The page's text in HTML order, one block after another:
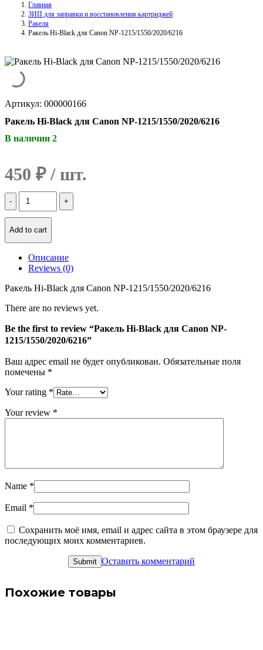
Главная
ЗИП для заправки и восстановления картриджей
Ракеля
Ракель Hi-Black для Canon NP-1215/1550/2020/6216
Артикул: 000000166
Ракель Hi-Black для Canon NP-1215/1550/2020/6216
В наличии 2
450 ₽
Количество
Ракель
Hi-
Black
NP-
1215/1550/2020/6216
Add to cart
Описание
Reviews (0)
Ракель Hi-Black для Canon NP-1215/1550/2020/6216
There are no reviews yet.
Be the first to review “Ракель Hi-Black для Canon NP-
1215/1550/2020/6216”
Ваш адрес email не будет опубликован. Обязательные поля
помечены *
Your rating *
Your review *
Name *
Email *
Сохранить моё имя, email и адрес сайта в этом браузере для
последующих моих комментариев.
Оставить комментарий
Похожие товары